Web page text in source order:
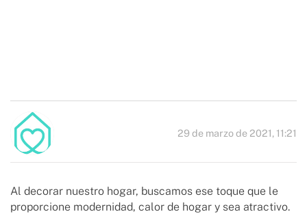
29 de marzo de 2021, 11:21
Al decorar nuestro hogar, buscamos ese toque que le
proporcione modernidad, calor de hogar y sea atractivo.